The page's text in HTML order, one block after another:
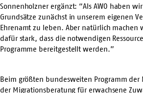
Sonnenholzner ergänzt: “Als AWO haben
Grundsätze zunächst in unserem eigenen
Ehrenamt zu leben. Aber natürlich machen
dafür stark, dass die notwendigen
Programme bereitgestellt werden.”
Beim größten bundesweiten Programm der
der Migrationsberatung für erwachsene